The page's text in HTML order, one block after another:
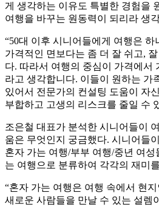
게 생각하는 이유도 특별한 경험을
여행을 바꾸는 원동력이 되리라 생
“50대 이후 시니어들에게 여행은
가격적인 면보다는 좀 더 잘 쉬고,
다. 따라서 여행의 중심이 가격에서
라고 생각합니다. 이들이 원하는 가
있어서 전문가의 컨설팅 도움이 자
부합하고 고생의 리스크를 줄일 수
조은철 대표가 분석한 시니어들이
움은 무엇인지 궁금했다. 시니어들
혼자 가는 여행/부부 여행/중년 여
는 여행으로 분류하여 각각의 재미
“혼자 가는 여행은 여행 속에서 현
새로운 사람들을 만날 수 있는 설렘